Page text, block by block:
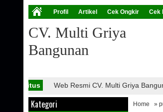
Profil Artikel Cek Ongkir Cek
CV. Multi Griya
Bangunan
Info Situs Web Resmi CV. Multi Griya
Home »
Kategori